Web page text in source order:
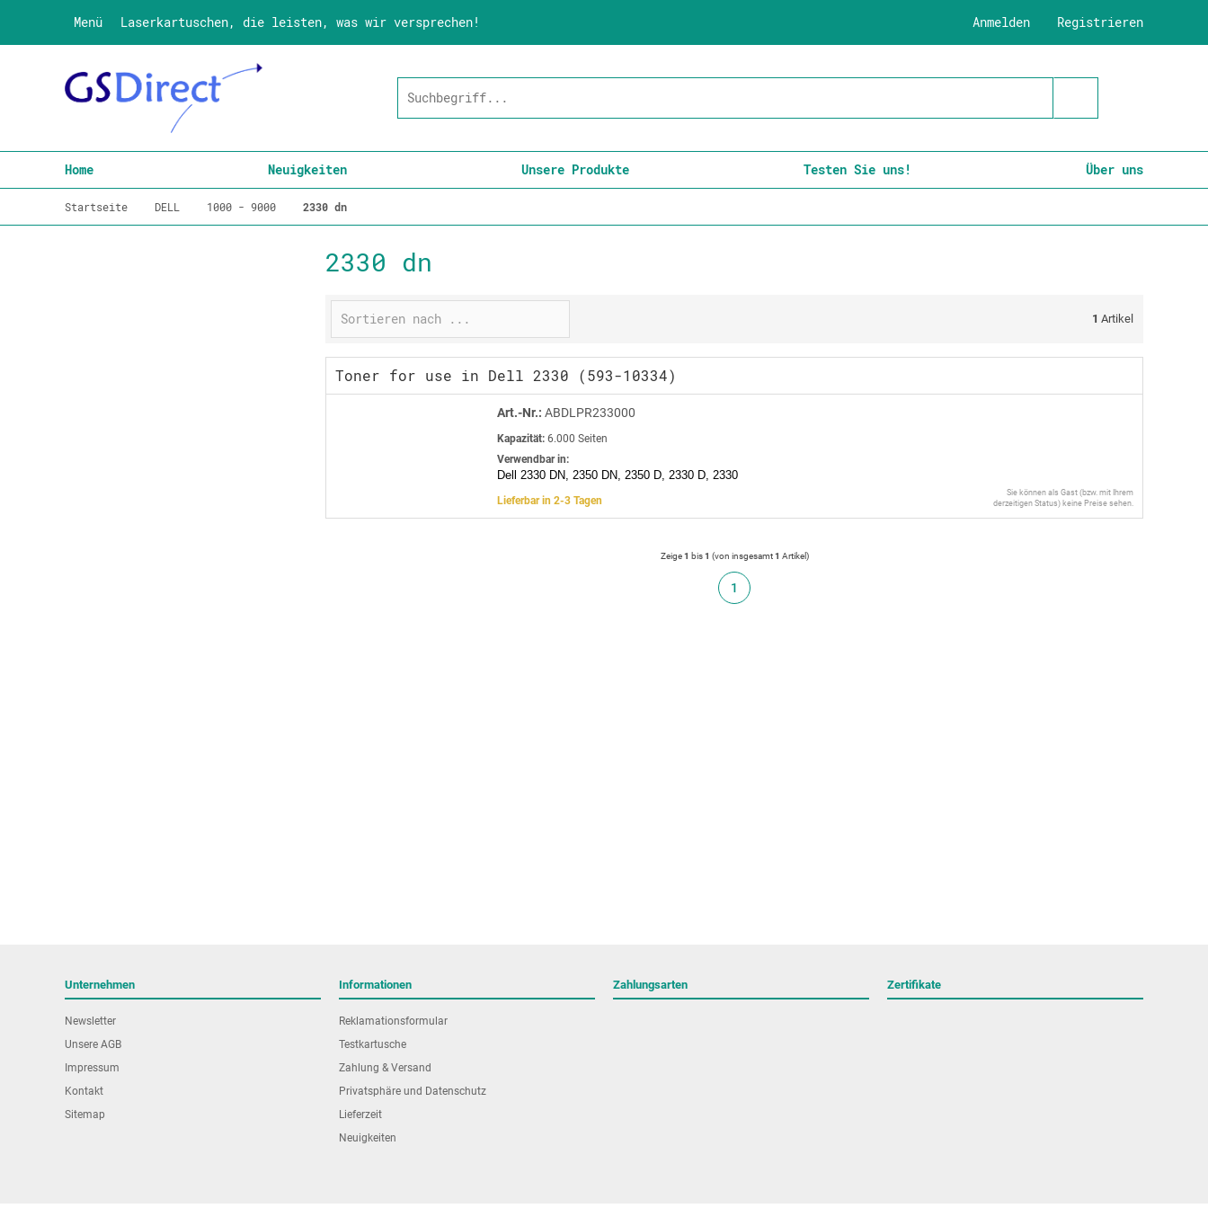
Menü Laserkartuschen, die leisten, was wir versprechen! Registrieren
Anmelden
Home Neuigkeiten Unsere Produkte Testen Sie uns! Über uns
Startseite DELL 1000 - 9000 2330 dn
2330 dn
1 Artikel
Toner for use in Dell 2330 (593-10334)
Art.-Nr.: ABDLPR233000
Kapazität: 6.000 Seiten
Verwendbar in:
Dell 2330 DN, 2350 DN, 2350 D, 2330 D, 2330
Lieferbar in 2-3 Tagen
Sie können als Gast (bzw. mit Ihrem
derzeitigen Status) keine Preise sehen.
Zeige1 bis1 (von insgesamt1 Artikel)
1
Unternehmen
Newsletter
Unsere AGB
Impressum
Kontakt
Sitemap
Informationen
Reklamationsformular
Testkartusche
Zahlung & Versand
Privatsphäre und Datenschutz
Lieferzeit
Neuigkeiten
Zahlungsarten Zertifikate